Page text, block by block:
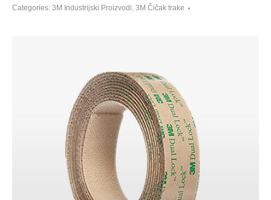
Categories: 3M Industrijski Proizvodi, 3М Čičak trake